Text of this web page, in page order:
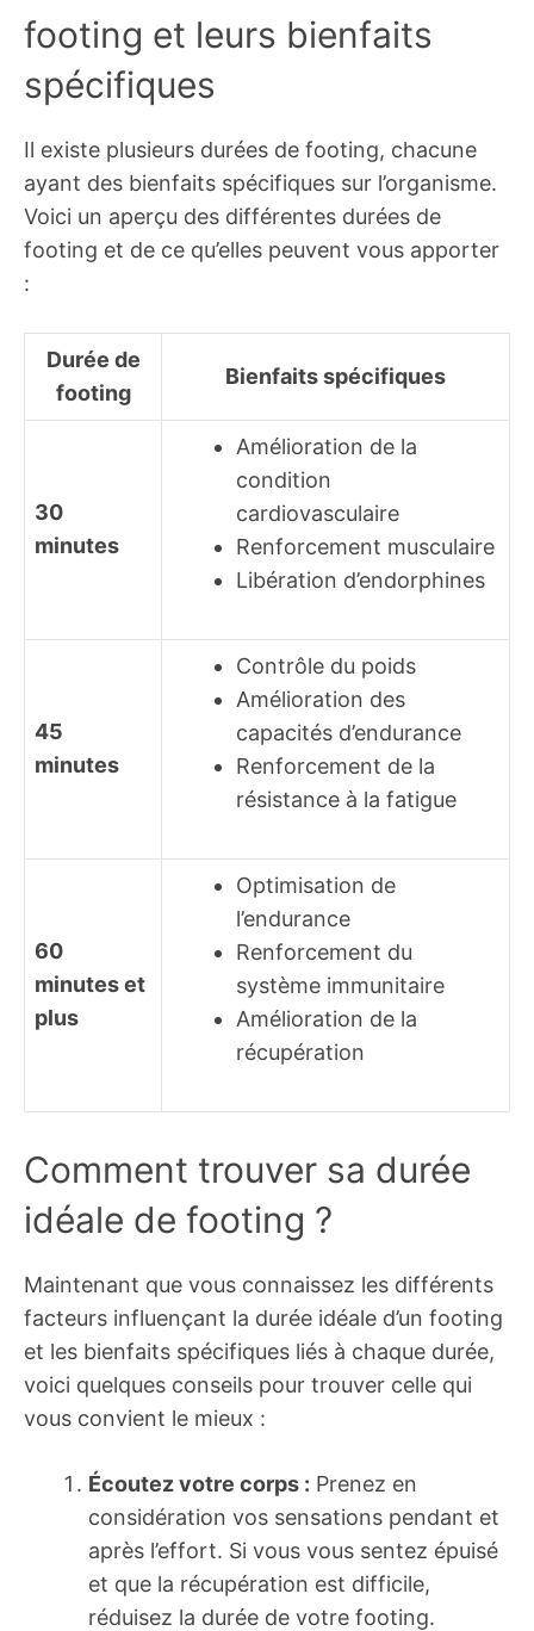
footing et leurs bienfaits
spécifiques
Il existe plusieurs durées de footing, chacune
ayant des bienfaits spécifiques sur l’organisme.
Voici un aperçu des différentes durées de
footing et de ce qu’elles peuvent vous apporter
:
Durée de
footing
Bienfaits spécifiques
30
minutes
Amélioration de la
condition
cardiovasculaire
Renforcement musculaire
Libération d’endorphines
45
minutes
Contrôle du poids
Amélioration des
capacités d’endurance
Renforcement de la
résistance à la fatigue
60
minutes et
plus
Optimisation de
l’endurance
Renforcement du
système immunitaire
Amélioration de la
récupération
Comment trouver sa durée
idéale de footing ?
Maintenant que vous connaissez les différents
facteurs influençant la durée idéale d’un footing
et les bienfaits spécifiques liés à chaque durée,
voici quelques conseils pour trouver celle qui
vous convient le mieux :
Écoutez votre corps : Prenez en
considération vos sensations pendant et
après l’effort. Si vous vous sentez épuisé
et que la récupération est difficile,
réduisez la durée de votre footing.